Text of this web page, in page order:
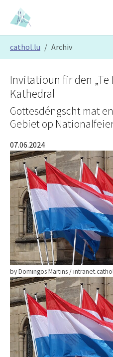
Skip to main content
Skip to page footer
cathol.lu Archiv
by Domingos Martins /
Invitatioun fir den „Te
Kathedral
Gottesdéngscht mat
Gebiet op
07.06.2024